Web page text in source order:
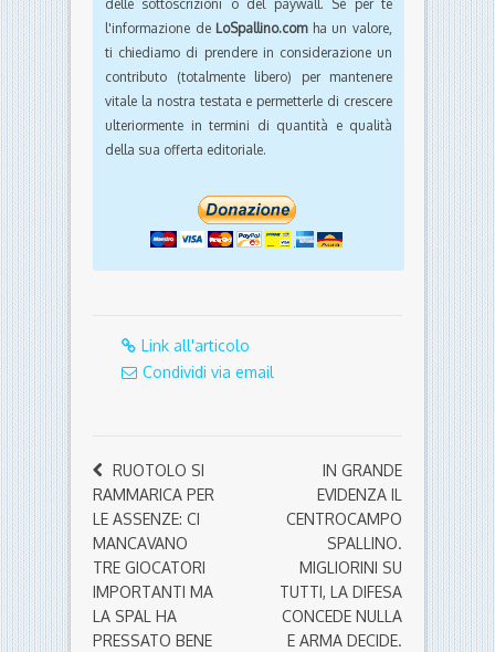
delle sottoscrizioni o del paywall. Se per te
l'informazione de LoSpallino.comha un valore,
ti chiediamo di prendere in considerazione un
contributo (totalmente libero) per mantenere
vitale la nostra testata e permetterle di crescere
ulteriormente in termini di quantità e qualità
della sua offerta editoriale.
Link all'articolo
Condividi via email
RUOTOLO SI
RAMMARICA PER
LE ASSENZE: CI
MANCAVANO
TRE GIOCATORI
IMPORTANTI MA
LA SPAL HA
PRESSATO BENE
IN GRANDE
EVIDENZA IL
CENTROCAMPO
SPALLINO.
MIGLIORINI SU
TUTTI, LA DIFESA
CONCEDE NULLA
E ARMA DECIDE.